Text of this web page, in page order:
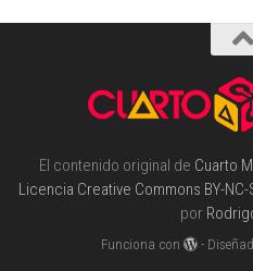
El contenido original de Cuarto
Licencia Creative Commons BY-
por
Funciona con -